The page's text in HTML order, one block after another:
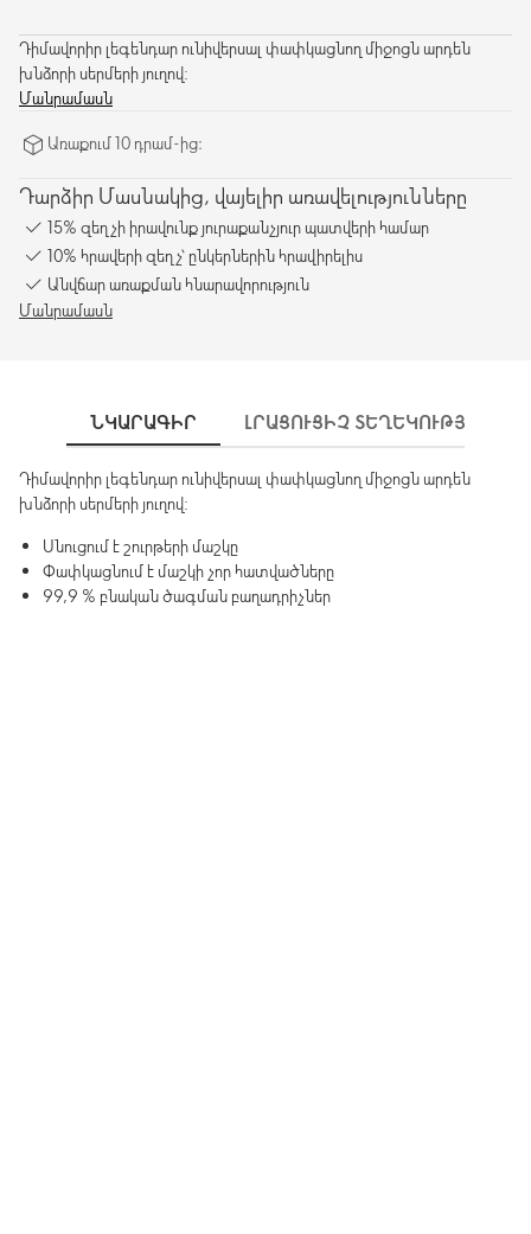
Դիմավորիր լեգենդար ունիվերսալ փափկացնող միջոցն արդեն
խնձորի սերմերի յուղով:
Մանրամասն
Առաքում 10 դրամ-ից։
Դարձիր Մասնակից, վայելիր առավելությունները
15% զեղչի իրավունք յուրաքանչյուր պատվերի համար
10% հրավերի զեղչ՝ ընկերներին հրավիրելիս
Անվճար առաքման հնարավորություն
Մանրամասն
ՆԿԱՐԱԳԻՐ ԼՐԱՑՈՒՑԻՉ
Դիմավորիր լեգենդար ունիվերսալ փափկացնող միջոցն արդեն
խնձորի սերմերի յուղով:
Սնուցում է շուրթերի մաշկը
Փափկացնում է մաշկի չոր հատվածները
99,9 % բնական ծագման բաղադրիչներ